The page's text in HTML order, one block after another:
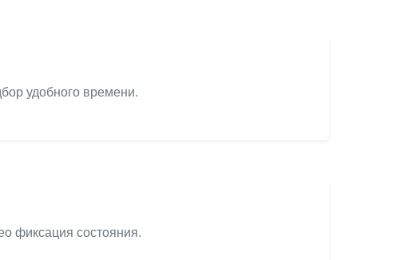
удобного времени.
фиксация состояния.